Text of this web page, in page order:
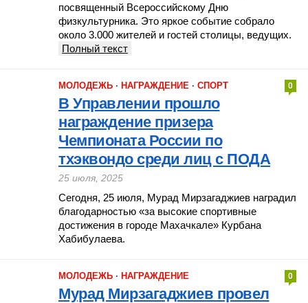
посвященный Всероссийскому Дню
физкультурника. Это яркое событие собрало
около 3.000 жителей и гостей столицы, ведущих.
Полный текст
МОЛОДЕЖЬ · НАГРАЖДЕНИЕ · СПОРТ 0
В Управлении прошло
награждение призера
Чемпионата России по
тхэквондо среди лиц с ПОДА
25 июля, 2025
Сегодня, 25 июля, Мурад Мирзагаджиев наградил
благодарностью «за высокие спортивные
достижения в городе Махачкале» Курбана
Хабибулаева.
МОЛОДЕЖЬ · НАГРАЖДЕНИЕ 0
Мурад Мирзагаджиев провел